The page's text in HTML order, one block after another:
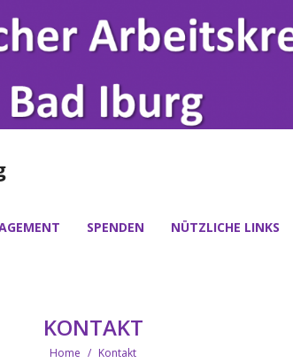
SPENDEN NÜTZLICHE LINKS
KONTAKT
Home / Kontakt